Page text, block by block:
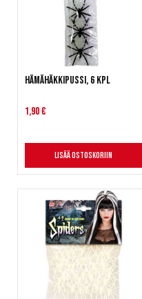
Hämähäkkipussi, 6 kpl
1,90 €
Lisää ostoskoriin